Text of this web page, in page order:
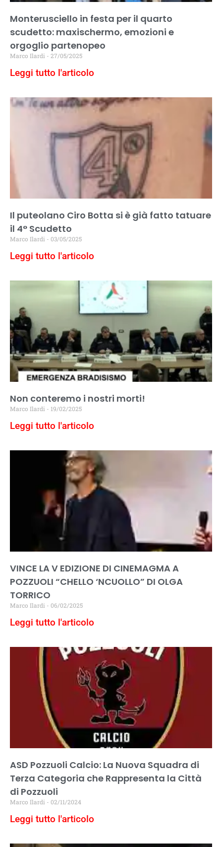
Monterusciello in festa per il quarto
scudetto: maxischermo, emozioni e
orgoglio partenopeo
Marco Ilardi 27/05/2025
Leggi tutto l'articolo
Il puteolano Ciro Botta si è già fatto tatuare
il 4° Scudetto
Marco Ilardi 03/05/2025
Leggi tutto l'articolo
Non conteremo i nostri morti!
Marco Ilardi 19/02/2025
Leggi tutto l'articolo
VINCE LA V EDIZIONE DI CINEMAGMA A
POZZUOLI “CHELLO ‘NCUOLLO” DI OLGA
TORRICO
Marco Ilardi 06/02/2025
Leggi tutto l'articolo
ASD Pozzuoli Calcio: La Nuova Squadra di
Terza Categoria che Rappresenta la Città
di Pozzuoli
Marco Ilardi 02/11/2024
Leggi tutto l'articolo